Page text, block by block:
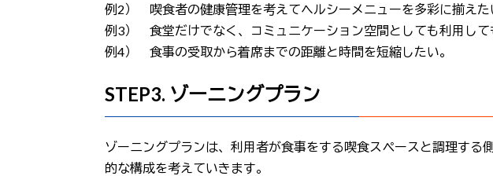
例2） 喫食者の健康管理を考えてヘルシーメニューを多彩に揃えた
例3） 食堂だけでなく、コミュニケーション空間としても利用して
例4） 食事の受取から着席までの距離と時間を短縮したい。
STEP3. ゾーニングプラン
ゾーニングプランは、利用者が食事をする喫食スペースと調理す
的な構成を考えていきます。